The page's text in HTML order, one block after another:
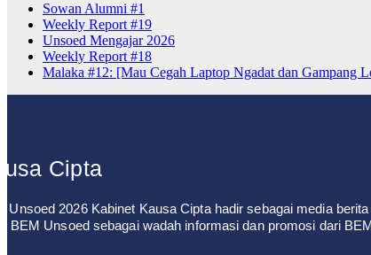
Sowan Alumni #1
Weekly Report #19
Unsoed Mengajar 2026
Weekly Report #18
Malaka #12: [Mau Cegah Laptop Ngadat dan Gampang
Cipta
Unsoed 2026 Kabinet Kausa Cipta hadir sebagai media
BEM Unsoed sebagai wadah informasi dan promosi dari